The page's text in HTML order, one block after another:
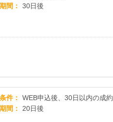
間
30日後
件
WEB申込後、30日以内の成約
間
20日後